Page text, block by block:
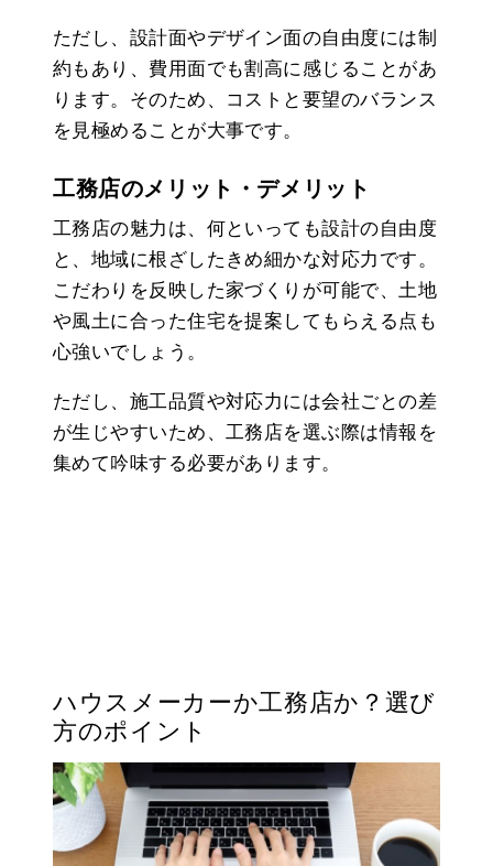
ただし、設計面やデザイン面の自由度には制
約もあり、費用面でも割高に感じることがあ
ります。そのため、コストと要望のバランス
を見極めることが大事です。
工務店のメリット・デメリット
工務店の魅力は、何といっても設計の自由度
と、地域に根ざしたきめ細かな対応力です。
こだわりを反映した家づくりが可能で、土地
や風土に合った住宅を提案してもらえる点も
心強いでしょう。
ただし、施工品質や対応力には会社ごとの差
が生じやすいため、工務店を選ぶ際は情報を
集めて吟味する必要があります。
ハウスメーカーか工務店か？選び
方のポイント